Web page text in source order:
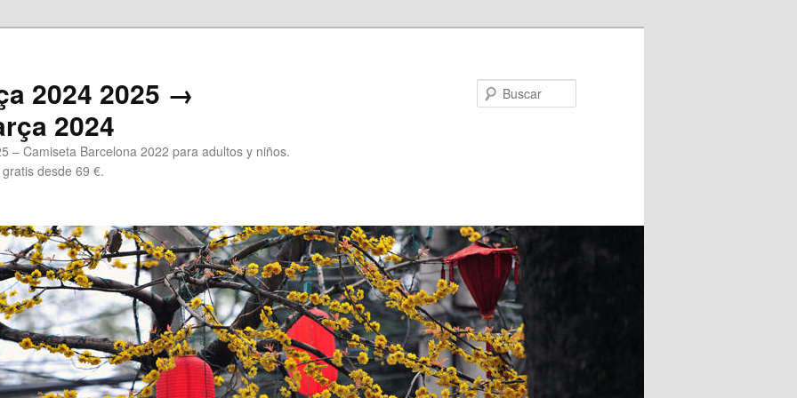
2024 2025 →
2024
– Camiseta Barcelona 2022 para adultos y niños.
desde 69 €.